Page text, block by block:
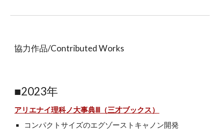
協力作品/Contributed Works
■2023年
アリエナイ理科ノ大事典Ⅲ（三才ブックス）
コンパクトサイズのエグゾーストキャノン開発